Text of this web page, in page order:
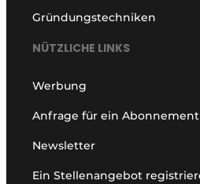
Gründungstechniken
NÜTZLICHE LINKS
Werbung
Anfrage für ein Abonnement
Newsletter
Ein Stellenangebot